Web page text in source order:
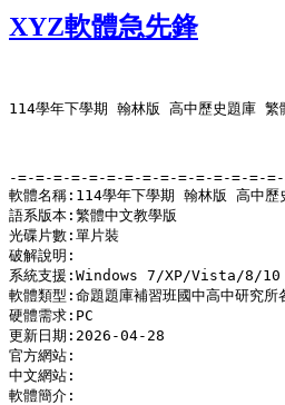
XYZ軟體急先鋒
114學年下學期 翰林版 高中歷史題庫 繁
-=-=-=-=-=-=-=-=-=-=-=-=-=-=-
軟體名稱:114學年下學期 翰林版 高中歷
語系版本:繁體中文教學版
光碟片數:單片裝
破解說明:
系統支援:Windows 7/XP/Vista/8/10
軟體類型:命題題庫補習班國中高中研究所
硬體需求:PC
更新日期:2026-04-28
官方網站:
中文網站:
軟體簡介: